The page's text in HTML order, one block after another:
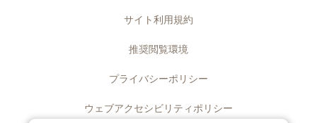
サイト利用規約
推奨閲覧環境
プライバシーポリシー
ウェブアクセシビリティポリシー